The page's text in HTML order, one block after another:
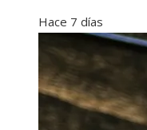
Hace 7 días